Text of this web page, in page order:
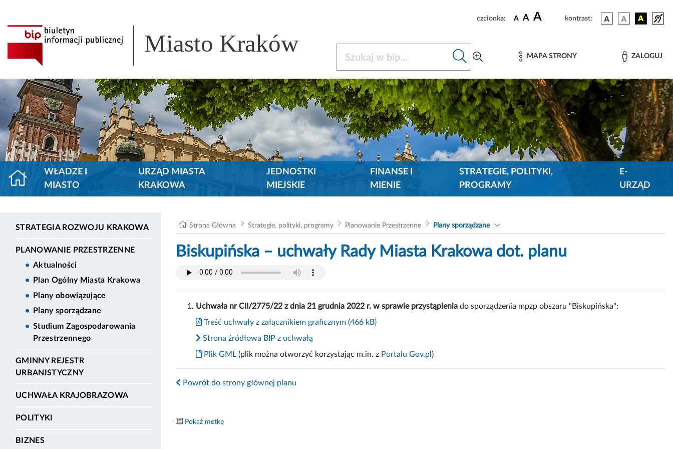
czcionka: A A A kontrast:
Miasto Kraków MAPA STRONY ZALOGUJ
WŁADZE I
MIASTO
URZĄD MIASTA
KRAKOWA
JEDNOSTKI
MIEJSKIE
FINANSE I
MIENIE
STRATEGIE, POLITYKI,
PROGRAMY
E-
URZĄD
STRATEGIA ROZWOJU KRAKOWA
PLANOWANIE PRZESTRZENNE
Aktualności
Plan Ogólny Miasta Krakowa
Plany obowiązujące
Plany sporządzane
Studium Zagospodarowania
Przestrzennego
GMINNY REJESTR
URBANISTYCZNY
UCHWAŁA KRAJOBRAZOWA
POLITYKI
BIZNES
Strona Główna Strategie, polityki, programy Planowanie Przestrzenne Plany sporządzane
Biskupińska – uchwały Rady Miasta Krakowa dot. planu
Uchwała nr CII/2775/22 z dnia 21 grudnia 2022 r. w sprawie przystąpienia do sporządzenia mpzp obszaru "Biskupińska":
Treść uchwały z załącznikiem graficznym (466 kB)
Strona źródłowa BIP z uchwałą
Plik GML (plik można otworzyć korzystając m.in. z Portalu Gov.pl)
Powrót do strony głównej planu
Pokaż metkę